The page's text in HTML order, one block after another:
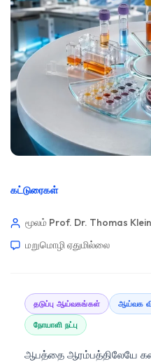
கட்டுரைகள்
மூலம் Prof. Dr. Thomas Klein
மறுமொழி ஏதுமில்லை
தடுப்பு ஆய்வகங்கள் ஆய்வக
நோயாளி நட்பு
ஆபத்தை ஆரம்பத்திலேயே